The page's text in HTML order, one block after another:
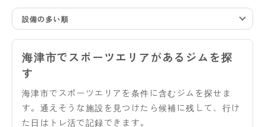
設備の多い順
海津市でスポーツエリアがあるジムを探
す
海津市でスポーツエリアを条件に含むジムを探せま
す。通えそうな施設を見つけたら候補に残して、行け
た日はトレ活で記録できます。